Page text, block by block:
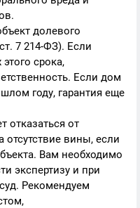
долевого
7 214-ФЗ). Если
срока,
Если дом
году, гарантия еще
отказаться от
отсутствие вины, если
Вам необходимо
экспертизу и при
Рекомендуем